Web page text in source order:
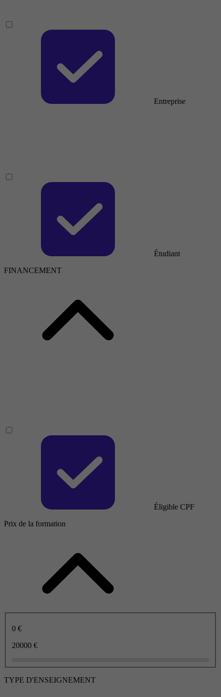
Entreprise
Étudiant
FINANCEMENT
Éligible CPF
Prix de la formation
0 €
20000 €
TYPE D'ENSEIGNEMENT